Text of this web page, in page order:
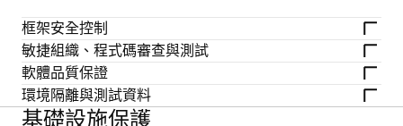
框架安全控制
敏捷組織、程式碼審查與測試
軟體品質保證
環境隔離與測試資料
基礎設施保護